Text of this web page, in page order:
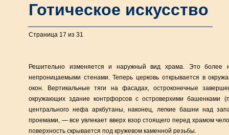
Готическое искусство
Страница 17 из 31
Решительно изменяется и наружный вид храма. Это более
непроницаемыми стенами. Теперь церковь открывается в
окон. Вертикальные тяги на фасадах, остроконечные
окружающих здание контрфорсов с островерхими башенками
центрального нефа аркбутаны, наконец, легкие башни над
проемами, — все увлекает вверх взор стоящего перед храмом
поверхность скрывается под кружевом каменной резьбы.